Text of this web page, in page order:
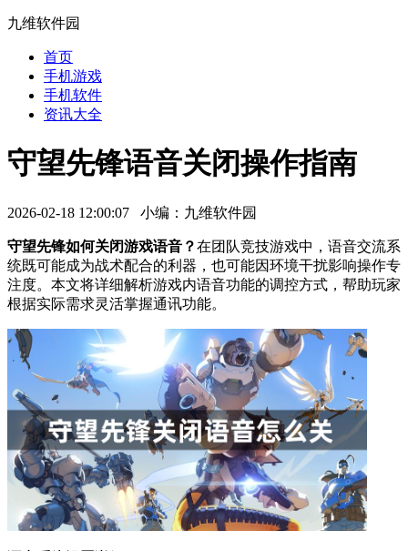
九维软件园
首页
手机游戏
手机软件
资讯大全
守望先锋语音关闭操作指南
2026-02-18 12:00:07 小编：九维软件园
守望先锋如何关闭游戏语音？在团队竞技游戏中，语音交流系
统既可能成为战术配合的利器，也可能因环境干扰影响操作专
注度。本文将详细解析游戏内语音功能的调控方式，帮助玩家
根据实际需求灵活掌握通讯功能。